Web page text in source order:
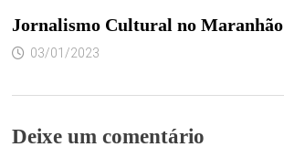
Jornalismo Cultural no Maranhão
03/01/2023
Deixe um comentário